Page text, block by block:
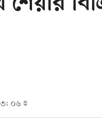
০৬